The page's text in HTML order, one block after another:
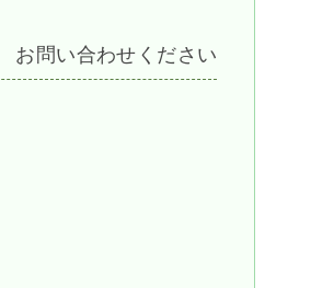
お問い合わせください